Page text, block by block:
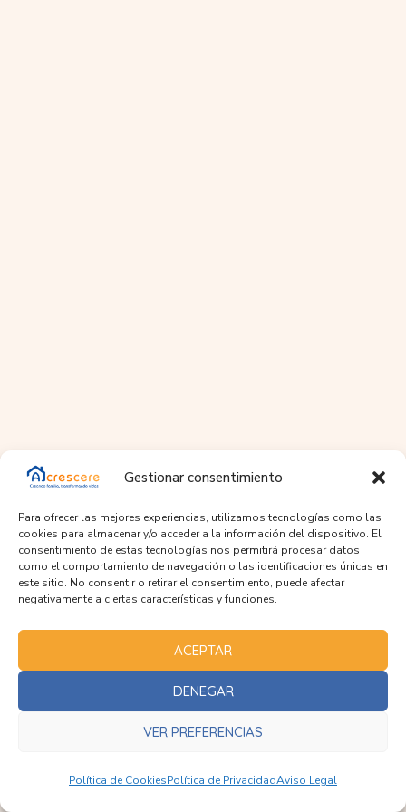
Gestionar consentimiento
Para ofrecer las mejores experiencias, utilizamos tecnologías como las
cookies para almacenar y/o acceder a la información del dispositivo. El
consentimiento de estas tecnologías nos permitirá procesar datos
como el comportamiento de navegación o las identificaciones únicas en
este sitio. No consentir o retirar el consentimiento, puede afectar
negativamente a ciertas características y funciones.
ACEPTAR
DENEGAR
VER PREFERENCIAS
Política de CookiesPolítica de PrivacidadAviso Legal